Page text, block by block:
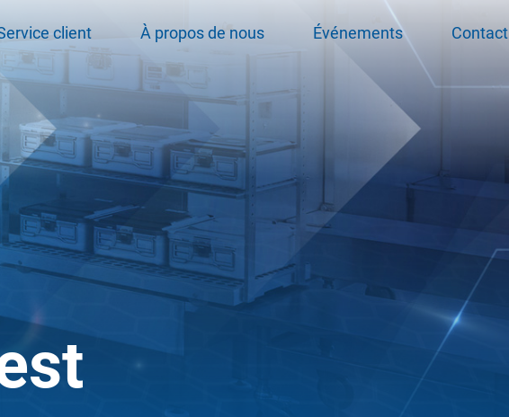
client À propos de nous Événements Contact